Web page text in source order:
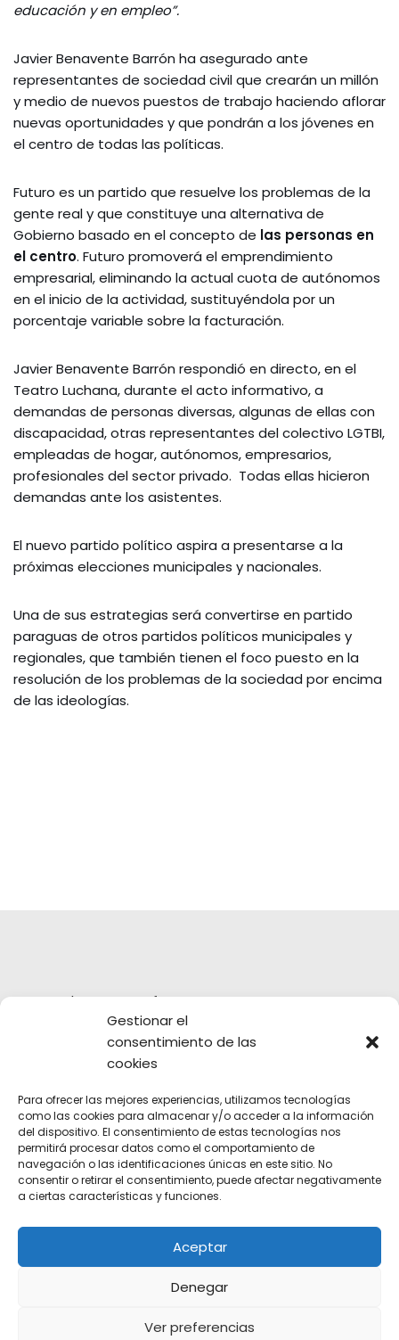
Gestionar el
consentimiento de las
cookies
Para ofrecer las mejores experiencias, utilizamos tecnologías
como las cookies para almacenar y/o acceder a la información
del dispositivo. El consentimiento de estas tecnologías nos
permitirá procesar datos como el comportamiento de
navegación o las identificaciones únicas en este sitio. No
consentir o retirar el consentimiento, puede afectar negativamente
a ciertas características y funciones.
Aceptar
Denegar
Ver preferencias
educación y en empleo”.
Javier Benavente Barrón ha asegurado ante
representantes de sociedad civil que crearán un millón
y medio de nuevos puestos de trabajo haciendo aflorar
nuevas oportunidades y que pondrán a los jóvenes en
el centro de todas las políticas.
Futuro es un partido que resuelve los problemas de la
gente real y que constituye una alternativa de
Gobierno basado en el concepto de las personas en
el centro. Futuro promoverá el emprendimiento
empresarial, eliminando la actual cuota de autónomos
en el inicio de la actividad, sustituyéndola por un
porcentaje variable sobre la facturación.
Javier Benavente Barrón respondió en directo, en el
Teatro Luchana, durante el acto informativo, a
demandas de personas diversas, algunas de ellas con
discapacidad, otras representantes del colectivo LGTBI,
empleadas de hogar, autónomos, empresarios,
profesionales del sector privado. Todas ellas hicieron
demandas ante los asistentes.
El nuevo partido político aspira a presentarse a la
próximas elecciones municipales y nacionales.
Una de sus estrategias será convertirse en partido
paraguas de otros partidos políticos municipales y
regionales, que también tienen el foco puesto en la
resolución de los problemas de la sociedad por encima
de las ideologías.
Tweets by Futuro__f